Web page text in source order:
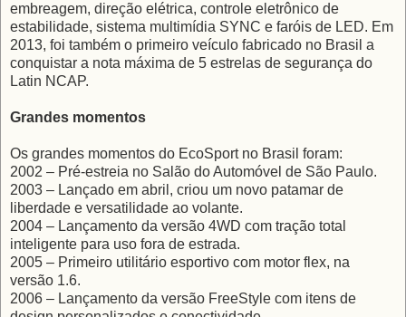
embreagem, direção elétrica, controle eletrônico de
estabilidade, sistema multimídia SYNC e faróis de LED. Em
2013, foi também o primeiro veículo fabricado no Brasil a
conquistar a nota máxima de 5 estrelas de segurança do
Latin NCAP.
Grandes momentos
Os grandes momentos do EcoSport no Brasil foram:
2002 – Pré-estreia no Salão do Automóvel de São Paulo.
2003 – Lançado em abril, criou um novo patamar de
liberdade e versatilidade ao volante.
2004 – Lançamento da versão 4WD com tração total
inteligente para uso fora de estrada.
2005 – Primeiro utilitário esportivo com motor flex, na
versão 1.6.
2006 – Lançamento da versão FreeStyle com itens de